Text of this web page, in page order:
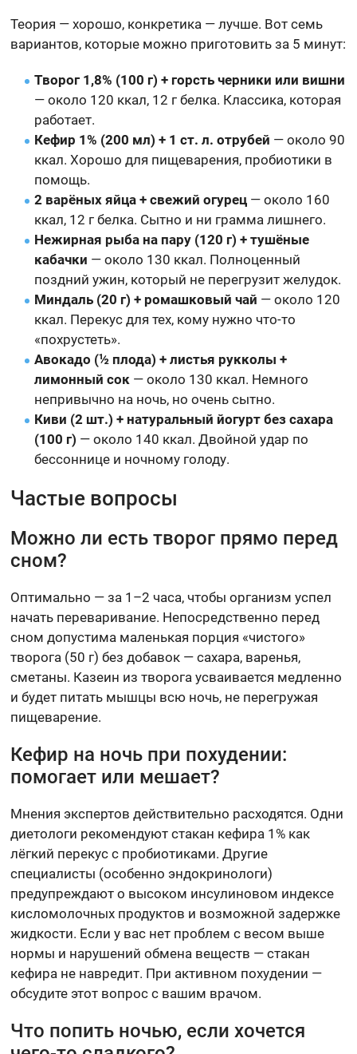
Теория — хорошо, конкретика — лучше. Вот семь
вариантов, которые можно приготовить за 5 минут:
Творог 1,8% (100 г) + горсть черники или вишни
— около 120 ккал, 12 г белка. Классика, которая
работает.
Кефир 1% (200 мл) + 1 ст. л. отрубей — около 90
ккал. Хорошо для пищеварения, пробиотики в
помощь.
2 варёных яйца + свежий огурец — около 160
ккал, 12 г белка. Сытно и ни грамма лишнего.
Нежирная рыба на пару (120 г) + тушёные
кабачки — около 130 ккал. Полноценный
поздний ужин, который не перегрузит желудок.
Миндаль (20 г) + ромашковый чай — около 120
ккал. Перекус для тех, кому нужно что-то
«похрустеть».
Авокадо (½ плода) + листья рукколы +
лимонный сок — около 130 ккал. Немного
непривычно на ночь, но очень сытно.
Киви (2 шт.) + натуральный йогурт без сахара
(100 г) — около 140 ккал. Двойной удар по
бессоннице и ночному голоду.
Частые вопросы
Можно ли есть творог прямо перед
сном?
Оптимально — за 1–2 часа, чтобы организм успел
начать переваривание. Непосредственно перед
сном допустима маленькая порция «чистого»
творога (50 г) без добавок — сахара, варенья,
сметаны. Казеин из творога усваивается медленно
и будет питать мышцы всю ночь, не перегружая
пищеварение.
Кефир на ночь при похудении:
помогает или мешает?
Мнения экспертов действительно расходятся. Одни
диетологи рекомендуют стакан кефира 1% как
лёгкий перекус с пробиотиками. Другие
специалисты (особенно эндокринологи)
предупреждают о высоком инсулиновом индексе
кисломолочных продуктов и возможной задержке
жидкости. Если у вас нет проблем с весом выше
нормы и нарушений обмена веществ — стакан
кефира не навредит. При активном похудении —
обсудите этот вопрос с вашим врачом.
Что попить ночью, если хочется